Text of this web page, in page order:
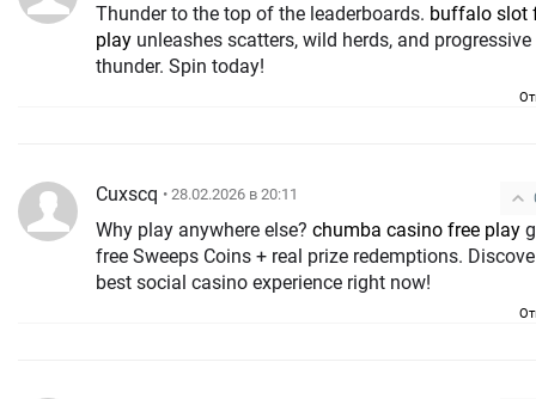
Thunder to the top of the leaderboards. buffalo slot
play unleashes scatters, wild herds, and progressive
thunder. Spin today!
Cuxscq • 28.02.2026 в 20:11
Why play anywhere else? chumba casino free play
free Sweeps Coins + real prize redemptions.
best social casino experience right now!